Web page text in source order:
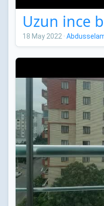
Uzun ince
18 May 2022 ·